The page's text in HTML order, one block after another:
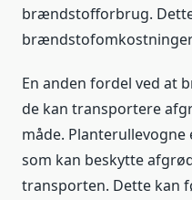
brændstofforbrug.
En anden fordel ved at
de kan transportere
måde.
som kan beskytte
transporten. Dette kan